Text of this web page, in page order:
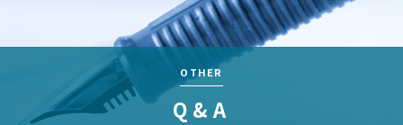
OTHER
Q&A